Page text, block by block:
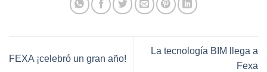
FEXA ¡celebró un gran año!
La tecnología BIM llega a
Fexa